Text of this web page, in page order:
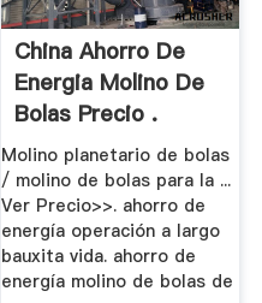
China Ahorro De
Energia Molino De
Bolas Precio .
Molino planetario de bolas
/ molino de bolas para la ...
Ver Precio>>. ahorro de
energía operación a largo
bauxita vida. ahorro de
energía molino de bolas de